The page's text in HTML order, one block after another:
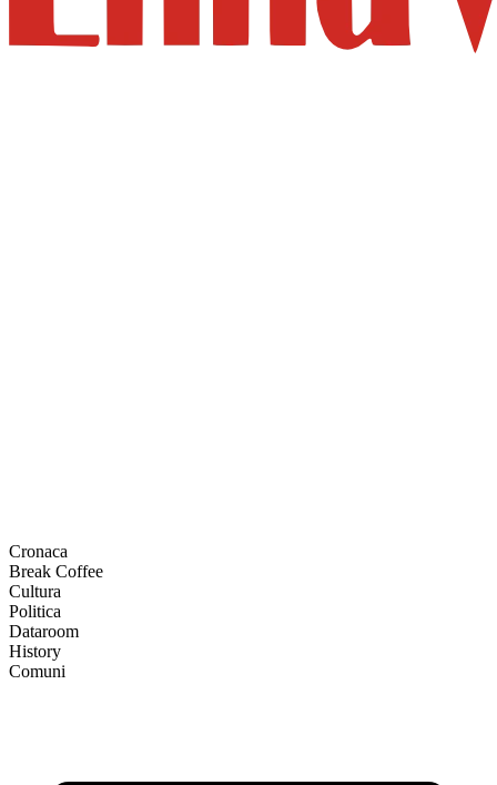
Cronaca
Break Coffee
Cultura
Politica
Dataroom
History
Comuni